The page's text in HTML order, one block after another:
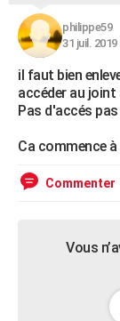
philippe59
31 juil. 2019
il faut bien
accéder au joint
Pas d'accés
Ca commence
Commenter
Vous